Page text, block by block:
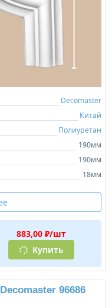
Decomaster
Китай
Полиуретан
190мм
190мм
18мм
883,00 ₽/шт
Купить
96686